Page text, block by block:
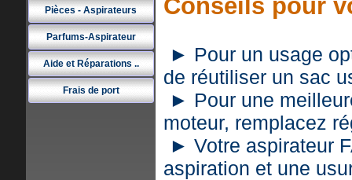
Pièces - Aspirateurs
Parfums-Aspirateur
Aide et Réparations ..
Frais de port
Conseils pour
► Pour un usage
de réutiliser un sac
► Pour une
moteur, remplacez
► Votre aspirateur
aspiration et une